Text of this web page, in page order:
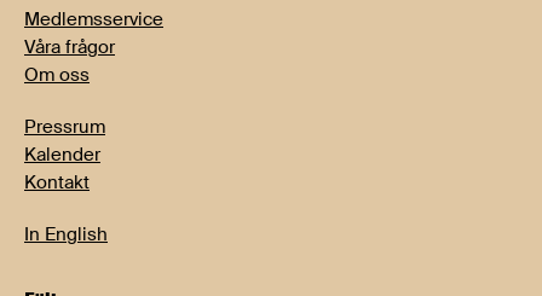
Medlemsservice
Våra frågor
Om oss
Pressrum
Kalender
Kontakt
In English